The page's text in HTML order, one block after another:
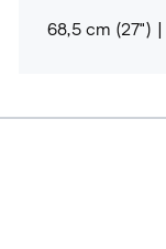
68,5 cm (27")